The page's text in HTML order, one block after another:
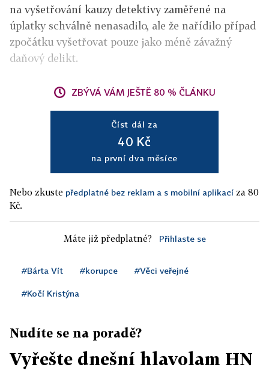
na vyšetřování kauzy detektivy zaměřené na
úplatky schválně nenasadilo, ale že nařídilo případ
zpočátku vyšetřovat pouze jako méně závažný
daňový delikt.
ZBÝVÁ VÁM JEŠTĚ 80 % ČLÁNKU
Číst dál za
40 Kč
na první dva měsíce
Nebo zkuste předplatné bez reklam a s mobilní aplikací za 80
Kč.
Máte již předplatné? Přihlaste se
#Bárta Vít #korupce #Věci veřejné
#Kočí Kristýna
Nudíte se na poradě?
Vyřešte dnešní hlavolam HN